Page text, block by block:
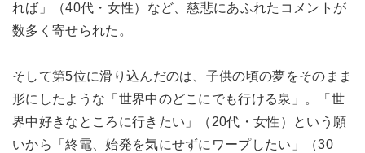
れば」（40代・女性）など、慈悲にあふれたコメントが
数多く寄せられた。
そして第5位に滑り込んだのは、子供の頃の夢をそのまま
形にしたような「世界中のどこにでも行ける泉」。「世
界中好きなところに行きたい」（20代・女性）という願
いから「終電、始発を気にせずにワープしたい」（30